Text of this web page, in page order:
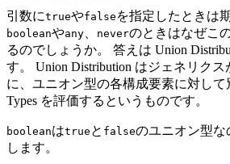
引数にtrueやfalse を指定したときは
booleanやany neverのときはなぜこ
るのでしょうか。 答えは Union
す。 Union Distribution はジェネリク
に、ユニオン型の各構成要素に対して
Types を評価するというものです。
booleanはtrue と falseのユニオン型な
します。